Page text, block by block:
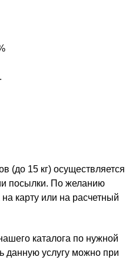
(до 15 кг) осуществляется
посылки. По желанию
карту или на расчетный
каталога по нужной
данную услугу можно при